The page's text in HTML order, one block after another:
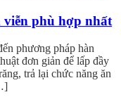
viễn phù hợp nhất
phương pháp hàn
đơn giản để lấp đầy
trả lại chức năng ăn